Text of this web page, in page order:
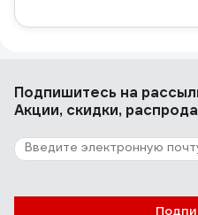
Подпишитесь на
Акции, скидки,